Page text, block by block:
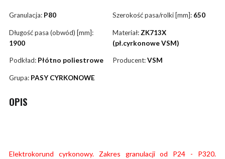
Granulacja: P80 Szerokość pasa/rolki [mm]: 650
Długość pasa (obwód) [mm]:
1900
Materiał: ZK713X
(pł.cyrkonowe VSM)
Podkład: Płótno poliestrowe Producent:VSM
Grupa: PASY CYRKONOWE
OPIS
Elektrokorund cyrkonowy. Zakres granulacji od P24 - P320.